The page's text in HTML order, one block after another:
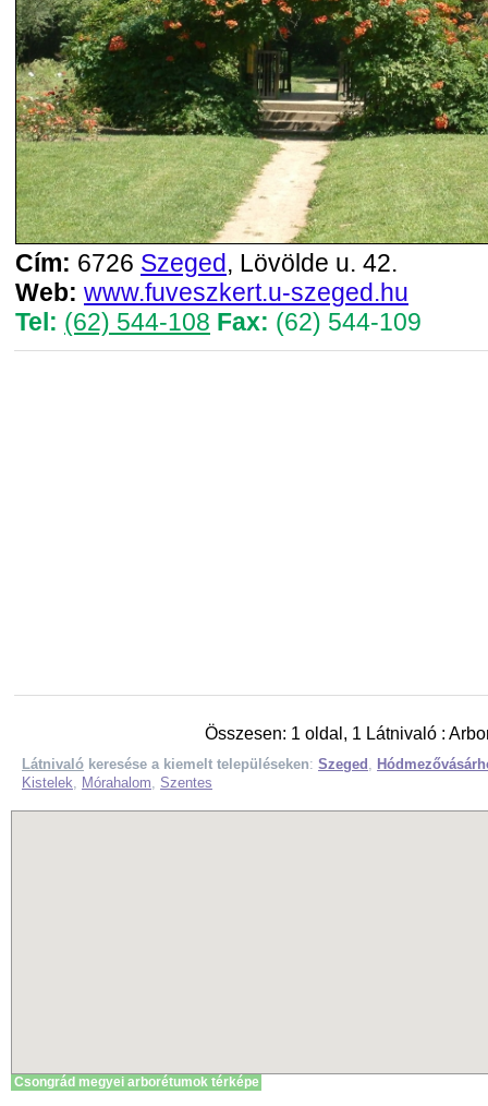
Cím: 6726 Szeged, Lövölde u. 42.
Web: www.fuveszkert.u-szeged.hu
Tel: (62) 544-108 Fax: (62) 544-109
Összesen: 1 oldal, 1 Látnivaló :
Látnivaló keresése a kiemelt településeken: Szeged ,
Kistelek, Mórahalom, Szentes
Csongrád megyei arborétumok térképe